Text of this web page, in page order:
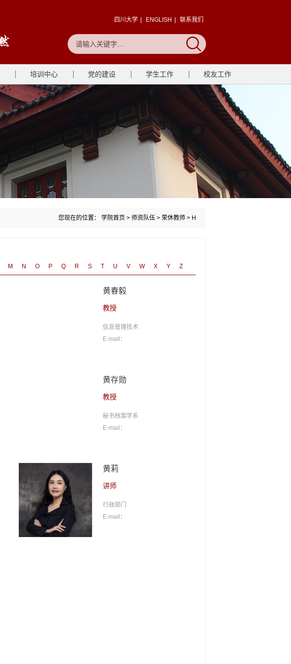
四川大学 ENGLISH 联系我们
培训中心 党的建设 学生工作 校友工作
您现在的位置： 学院首页 > 师资队伍 > 荣休教师 > H
M N O P Q R S T U V W X Y Z
黄春毅
教授
信息管理技术
E-mail：
黄存勋
教授
秘书档案学系
E-mail：
黄莉
讲师
行政部门
E-mail：